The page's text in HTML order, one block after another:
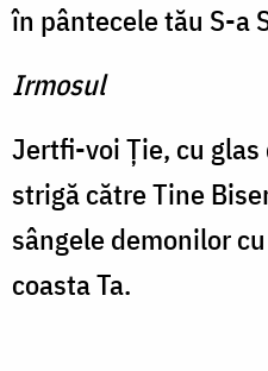
în pântecele tău S-a
Irmosul
Jertfi-voi Ţie, cu glas
strigă către Tine
sângele demonilor
coasta Ta.